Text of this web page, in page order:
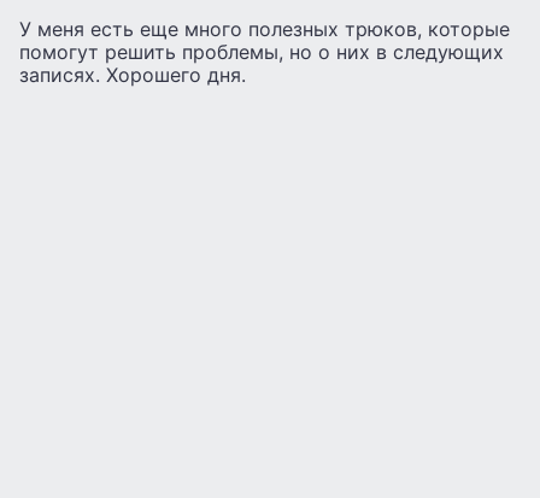
У меня есть еще много полезных трюков, которые
помогут решить проблемы, но о них в следующих
записях. Хорошего дня.